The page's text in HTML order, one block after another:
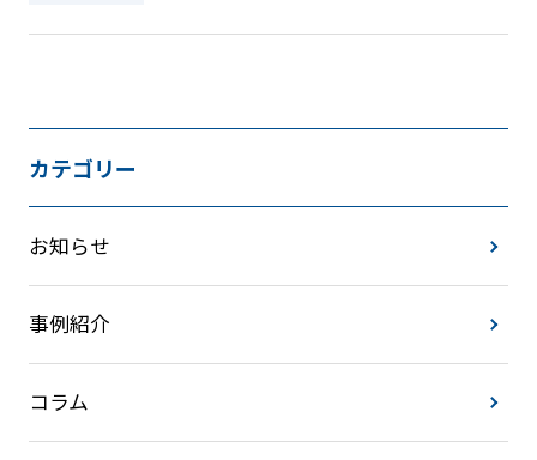
カテゴリー
お知らせ
事例紹介
コラム